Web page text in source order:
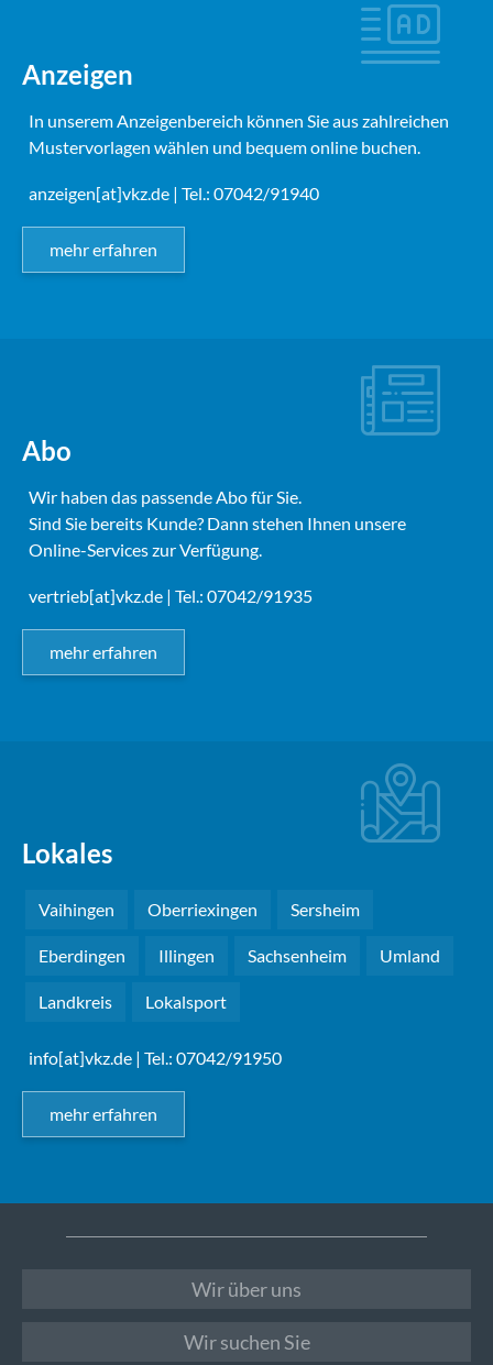
Anzeigen
In unserem Anzeigenbereich können Sie aus zahlreichen
Mustervorlagen wählen und bequem online buchen.
anzeigen[at]vkz.de | Tel.: 07042/91940
mehr erfahren
Abo
Wir haben das passende Abo für Sie.
Sind Sie bereits Kunde? Dann stehen Ihnen unsere
Online-Services zur Verfügung.
vertrieb[at]vkz.de | Tel.: 07042/91935
mehr erfahren
Lokales
Vaihingen Oberriexingen Sersheim
Eberdingen Illingen Sachsenheim Umland
Landkreis Lokalsport
info[at]vkz.de | Tel.: 07042/91950
mehr erfahren
Wir über uns
Wir suchen Sie